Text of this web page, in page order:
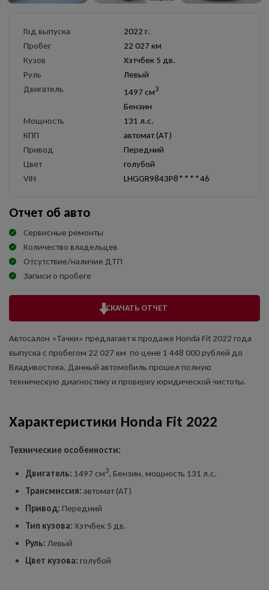
Год выпуска
2022 г.
Пробег
22 027 км
Кузов
Хэтчбек 5 дв.
Руль
Левый
Двигатель
1497 см3
Бензин
Мощность
131 л.с.
КПП
автомат (AT)
Привод
Передний
Цвет
голубой
VIN
LHGGR9843P8****46
Отчет об авто
Сервисные ремонты
Количество владельцев
Отсутствие/наличие ДТП
Записи о пробеге
СКАЧАТЬ ОТЧЕТ
Автосалон «Тачки» предлагает к продаже Honda Fit 2022 года
выпуска с пробегом 22 027 км по цене 1 448 000 рублей до
Владивостока. Данный автомобиль прошел полную
техническую диагностику и проверку юридической чистоты.
Характеристики Honda Fit 2022
Технические особенности:
Двигатель: 1497 см3, Бензин, мощность 131 л.с.
Трансмиссия: автомат (AT)
Привод: Передний
Тип кузова: Хэтчбек 5 дв.
Руль: Левый
Цвет кузова: голубой